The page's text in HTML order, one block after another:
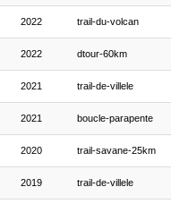
2022 trail-du-volcan
2022 dtour-60km
2021 trail-de-villele
2021 boucle-parapente
2020 trail-savane-25km
2019 trail-de-villele